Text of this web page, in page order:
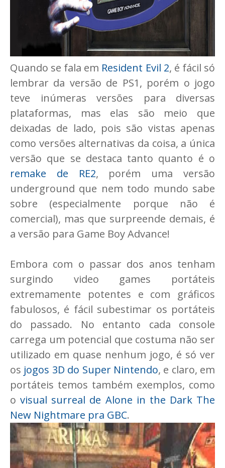
Quando se fala em Resident Evil 2, é fácil só
lembrar da versão de PS1, porém o jogo
teve inúmeras versões para diversas
plataformas, mas elas são meio que
deixadas de lado, pois são vistas apenas
como versões alternativas da coisa, a única
versão que se destaca tanto quanto é o
remake de RE2, porém uma versão
underground que nem todo mundo sabe
sobre (especialmente porque não é
comercial), mas que surpreende demais, é
a versão para Game Boy Advance!
Embora com o passar dos anos tenham
surgindo video games portáteis
extremamente potentes e com gráficos
fabulosos, é fácil subestimar os portáteis
do passado. No entanto cada console
carrega um potencial que costuma não ser
utilizado em quase nenhum jogo, é só ver
os jogos 3D do Super Nintendo, e claro, em
portáteis temos também exemplos, como
ovisual surreal de Alone in the Dark The
New Nightmare pra GBC.